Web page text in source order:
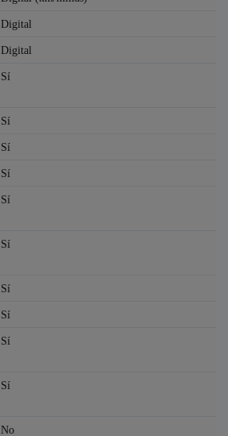
Digital
Digital
Sí
Sí
Sí
Sí
Sí
Sí
Sí
Sí
Sí
Sí
No